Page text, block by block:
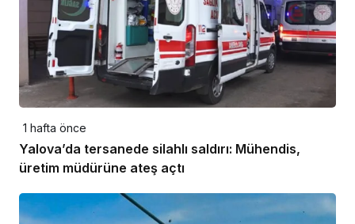
1 hafta önce
Yalova’da tersanede silahlı saldırı: Mühendis,
üretim müdürüne ateş açtı